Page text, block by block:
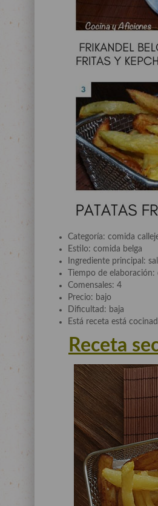
Categoría: comida
Estilo: comida belga
Ingrediente principal:
Tiempo de
Comensales: 4
Precio: bajo
Dificultad: baja
Está receta está
Receta